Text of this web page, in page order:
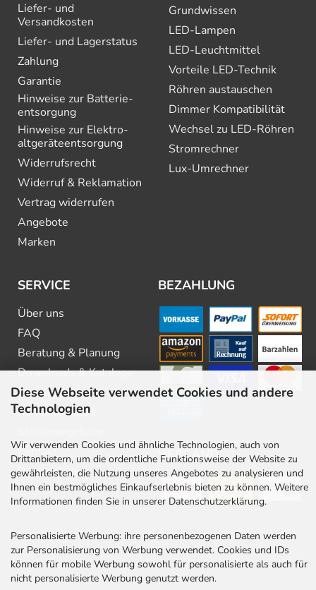
Diese Webseite verwendet Cookies und andere
Technologien
Wir verwenden Cookies und ähnliche Technologien, auch von
Drittanbietern, um die ordentliche Funktionsweise der Website zu
gewährleisten, die Nutzung unseres Angebotes zu analysieren und
Ihnen ein bestmögliches Einkaufserlebnis bieten zu können. Weitere
Informationen finden Sie in unserer Datenschutzerklärung.
Personalisierte Werbung: ihre personenbezogenen Daten werden
zur Personalisierung von Werbung verwendet. Cookies und IDs
können für mobile Werbung sowohl für personalisierte als auch für
nicht personalisierte Werbung genutzt werden.
Liefer- und
Versandkosten
Liefer- und Lagerstatus
Zahlung
Garantie
Hinweise zur Batterie­
entsorgung
Hinweise zur Elektro­
altgeräte­entsorgung
Widerrufsrecht
Widerruf & Reklamation
Vertrag widerrufen
Angebote
Marken
Grundwissen
LED-Lampen
LED-Leuchtmittel
Vorteile LED-Technik
Röhren austauschen
Dimmer Kompatibilität
Wechsel zu LED-Röhren
Stromrechner
Lux-Umrechner
SERVICE
Über uns
FAQ
Beratung & Planung
Downloads & Kataloge
Newsletter
Barrierefreiheit
Kontakt
Rabatt Codes
BEZAHLUNG
VERSAND